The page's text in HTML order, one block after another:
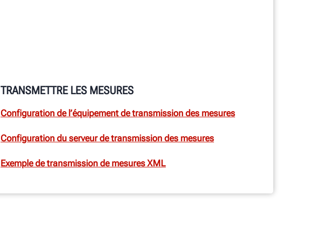
TRANSMETTRE LES MESURES
Configuration de l’équipement de transmission des mesures
Configuration du serveur de transmission des mesures
Exemple de transmission de mesures XML